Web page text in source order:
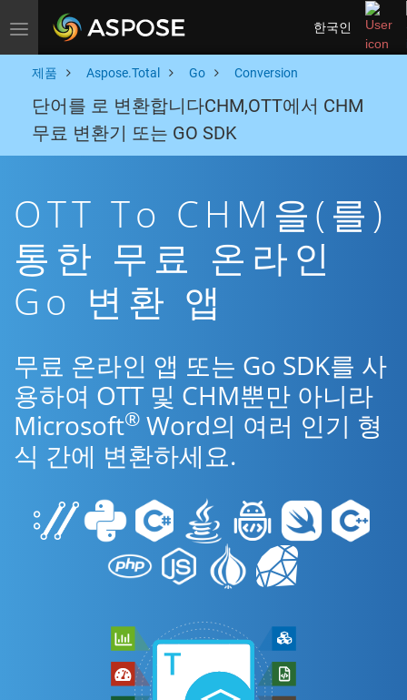
Toggle navigation 한국인
제품 Aspose.Total Go Conversion
단어를 로 변환합니다CHM,OTT에서 CHM
무료 변환기 또는 GO SDK
OTT To CHM을(를)
통한 무료 온라인
Go 변환 앱
무료 온라인 앱 또는 Go SDK를 사
용하여 OTT 및 CHM뿐만 아니라
Microsoft® Word의 여러 인기 형
식 간에 변환하세요.